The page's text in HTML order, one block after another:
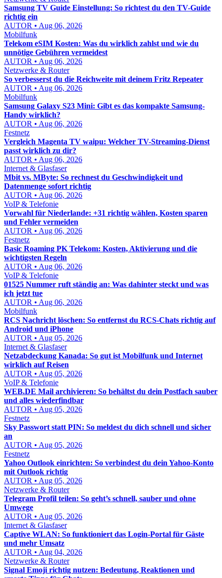
Samsung TV Guide Einstellung: So richtest du den TV-Guide
richtig ein
AUTOR • Aug 06, 2026
Mobilfunk
Telekom eSIM Kosten: Was du wirklich zahlst und wie du
unnötige Gebühren vermeidest
AUTOR • Aug 06, 2026
Netzwerke & Router
So verbesserst du die Reichweite mit deinem Fritz Repeater
AUTOR • Aug 06, 2026
Mobilfunk
Samsung Galaxy S23 Mini: Gibt es das kompakte Samsung-
Handy wirklich?
AUTOR • Aug 06, 2026
Festnetz
Vergleich Magenta TV waipu: Welcher TV-Streaming-Dienst
passt wirklich zu dir?
AUTOR • Aug 06, 2026
Internet & Glasfaser
Mbit vs. MByte: So rechnest du Geschwindigkeit und
Datenmenge sofort richtig
AUTOR • Aug 06, 2026
VoIP & Telefonie
Vorwahl für Niederlande: +31 richtig wählen, Kosten sparen
und Fehler vermeiden
AUTOR • Aug 06, 2026
Festnetz
Basic Roaming PK Telekom: Kosten, Aktivierung und die
wichtigsten Regeln
AUTOR • Aug 06, 2026
VoIP & Telefonie
01525 Nummer ruft ständig an: Was dahinter steckt und was
ich jetzt tue
AUTOR • Aug 06, 2026
Mobilfunk
RCS Nachricht löschen: So entfernst du RCS-Chats richtig auf
Android und iPhone
AUTOR • Aug 05, 2026
Internet & Glasfaser
Netzabdeckung Kanada: So gut ist Mobilfunk und Internet
wirklich auf Reisen
AUTOR • Aug 05, 2026
VoIP & Telefonie
WEB.DE Mail archivieren: So behältst du dein Postfach sauber
und alles wiederfindbar
AUTOR • Aug 05, 2026
Festnetz
Sky Passwort statt PIN: So meldest du dich schnell und sicher
an
AUTOR • Aug 05, 2026
Festnetz
Yahoo Outlook einrichten: So verbindest du dein Yahoo-Konto
mit Outlook richtig
AUTOR • Aug 05, 2026
Netzwerke & Router
Telegram Profil teilen: So geht’s schnell, sauber und ohne
Umwege
AUTOR • Aug 05, 2026
Internet & Glasfaser
Captive WLAN: So funktioniert das Login-Portal für Gäste
und mehr Umsatz
AUTOR • Aug 04, 2026
Netzwerke & Router
Signal Emoji richtig nutzen: Bedeutung, Reaktionen und